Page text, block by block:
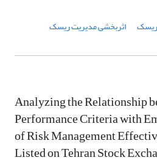
ریسک اثربخشی مدیریت ریسک
Analyzing the Relationship
Performance Criteria with
of Risk Management
Listed on Tehran Stock